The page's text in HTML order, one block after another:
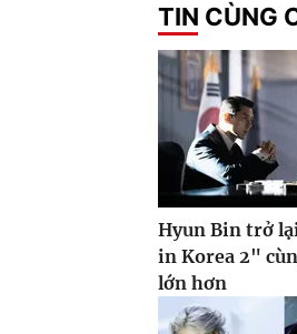
TIN CÙNG
Hyun Bin trở
in Korea 2"
lớn hơn